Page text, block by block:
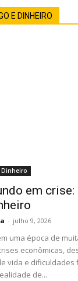
E DINHEIRO
Dinheiro
em crise:
- julho 9, 2026
uma época de
econômicas,
vida e
de...